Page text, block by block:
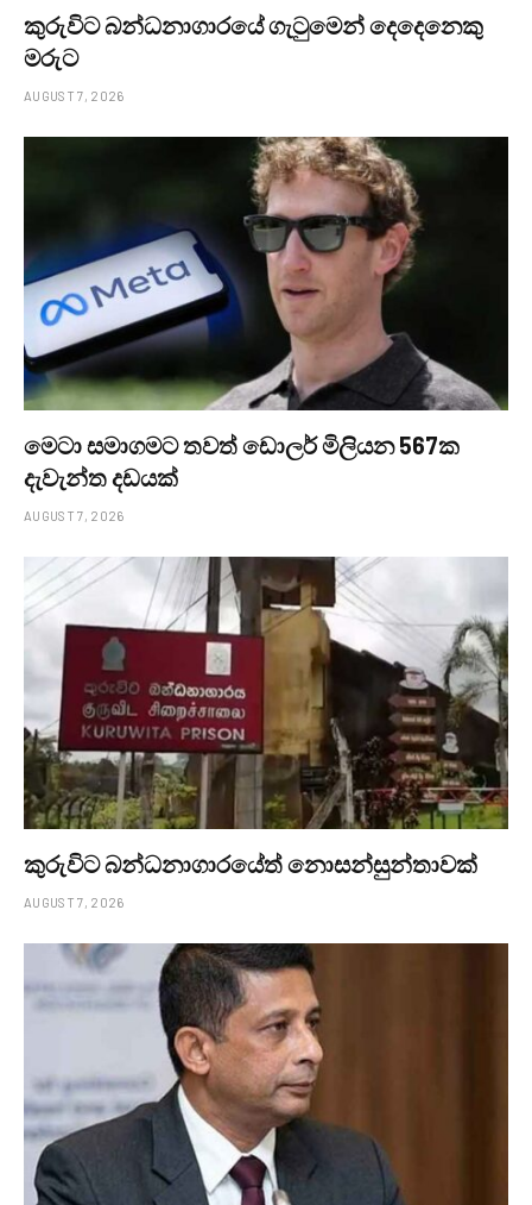
කුරුවිට බන්ධනාගාරයේ ගැටුමෙන් දෙදෙනෙකු
මරුට
AUGUST 7, 2026
මෙටා සමාගමට තවත් ඩොලර් මිලියන 567ක
දැවැන්ත දඩයක්
AUGUST 7, 2026
කුරුවිට බන්ධනාගාරයේත් නොසන්සුන්තාවක්
AUGUST 7, 2026